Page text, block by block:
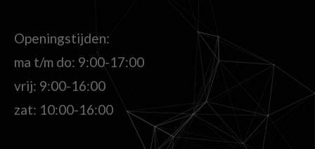
Openingstijden:
ma t/m do: 9:00-17:00
vrij: 9:00-16:00
zat: 10:00-16:00